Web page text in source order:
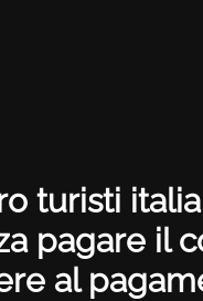
turisti
pagare il
al